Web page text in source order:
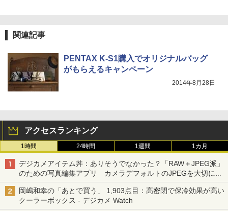
関連記事
PENTAX K-S1購入でオリジナルバッグ
がもらえるキャンペーン
2014年8月28日
アクセスランキング
1時間 24時間 1週間 1カ月
デジカメアイテム丼：ありそうでなかった？「RAW＋JPEG派」
のための写真編集アプリ カメラデフォルトのJPEGを大切にす
る「Filmator」
岡嶋和幸の「あとで買う」 1,903点目：高密閉で保冷効果が高い
クーラーボックス - デジカメ Watch